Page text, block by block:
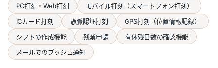
PC打刻・Web打刻
モバイル打刻（スマートフォン打刻）
ICカード打刻
静脈認証打刻
GPS打刻（位置情報記録）
シフトの作成機能
残業申請
有休残日数の確認機能
メールでのプッシュ通知